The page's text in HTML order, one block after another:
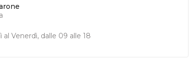
al Venerdì, dalle 09 alle 18